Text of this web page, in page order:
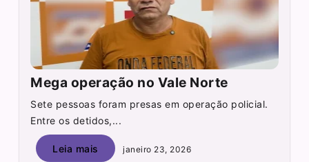
Mega operação no Vale Norte
Sete pessoas foram presas em operação policial.
Entre os detidos,...
Leia mais janeiro 23, 2026